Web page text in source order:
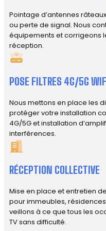
Pointage d’antennes
ou perte de signal. Nous
équipements et corrigeons
réception.
POSE FILTRES 4G/5G
Nous mettons en place les
protéger votre installation
4G/5G et installation
interférences.
RÉCEPTION COLLECTIVE
Mise en place et entretien
pour immeubles,
veillons à ce que tous les
TV sans difficulté.